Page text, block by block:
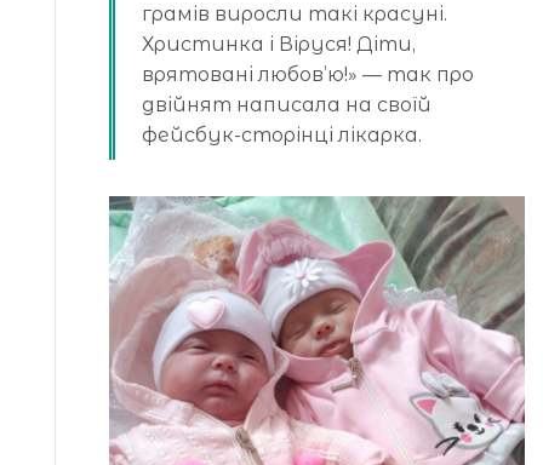
грамів виросли такі красуні.
Христинка і Віруся! Діти,
врятовані любов’ю!» — так про
двійнят написала на своїй
фейсбук-сторінці лікарка.